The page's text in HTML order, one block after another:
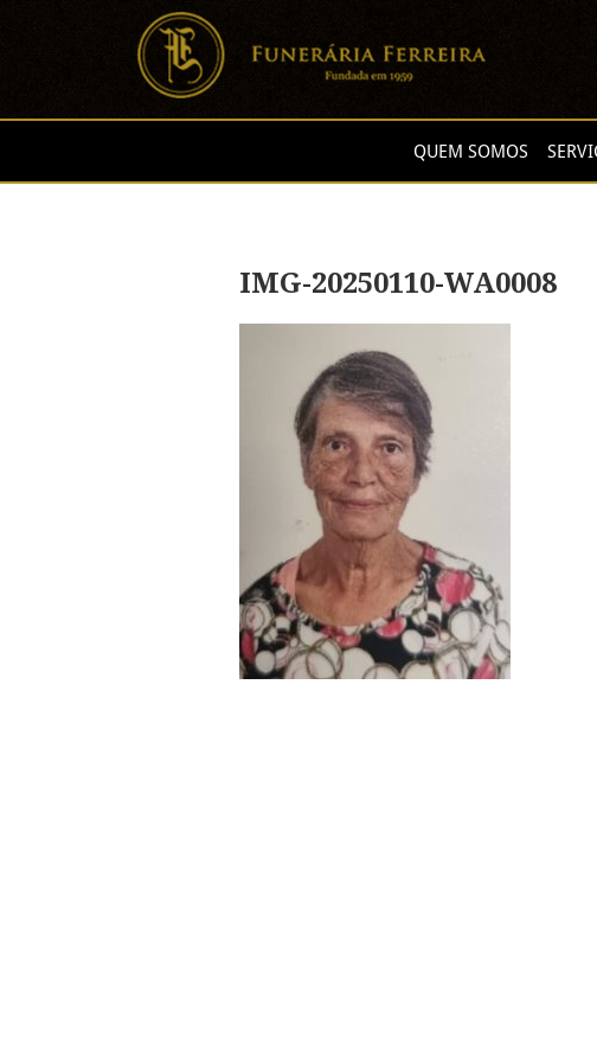
QUEM SOMOS
IMG-20250110-WA0008